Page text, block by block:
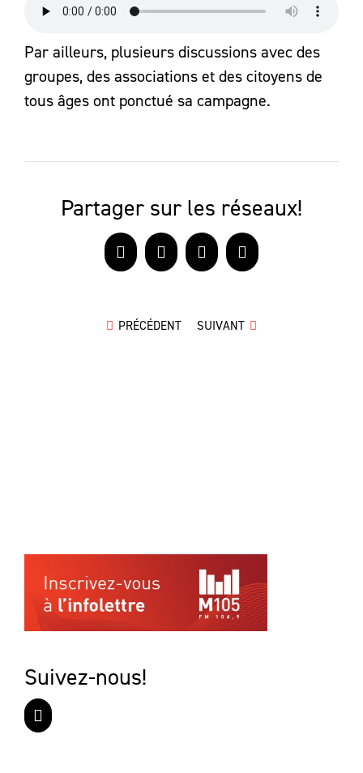
Par ailleurs, plusieurs discussions avec des
groupes, des associations et des citoyens de
tous âges ont ponctué sa campagne.
Partager sur les réseaux!
Facebook
X LinkedInCourriel
PRÉCÉDENT SUIVANT
Suivez-nous!